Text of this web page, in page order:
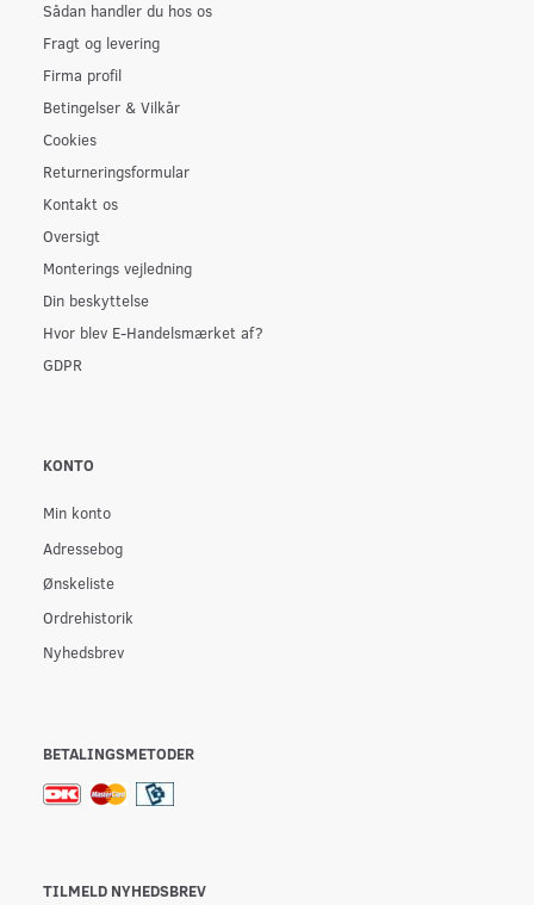
Sådan handler du hos os
Fragt og levering
Firma profil
Betingelser & Vilkår
Cookies
Returneringsformular
Kontakt os
Oversigt
Monterings vejledning
Din beskyttelse
Hvor blev E-Handelsmærket af?
GDPR
KONTO
Min konto
Adressebog
Ønskeliste
Ordrehistorik
Nyhedsbrev
BETALINGSMETODER
TILMELD NYHEDSBREV